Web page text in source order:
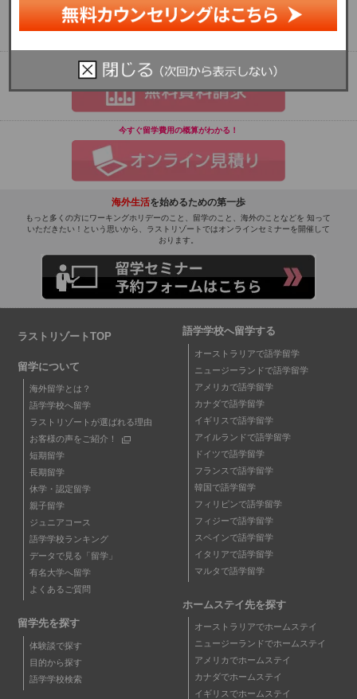
じっくり検討してみたい方へ！
今すぐ留学費用の概算がわかる！
海外生活を始めるための第一歩
もっと多くの方にワーキングホリデーのこと、留学のこと、海外のことなどを 知って
いただきたい！という思いから、ラストリゾートではオンラインセミナーを開催して
おります。
ラストリゾートTOP
留学について
海外留学とは？
語学学校へ留学
ラストリゾートが選ばれる理由
お客様の声をご紹介！
短期留学
長期留学
休学・認定留学
親子留学
ジュニアコース
語学学校ランキング
データで見る「留学」
有名大学へ留学
よくあるご質問
留学先を探す
体験談で探す
目的から探す
語学学校検索
語学学校へ留学する
オーストラリアで語学留学
ニュージーランドで語学留学
アメリカで語学留学
カナダで語学留学
イギリスで語学留学
アイルランドで語学留学
ドイツで語学留学
フランスで語学留学
韓国で語学留学
フィリピンで語学留学
フィジーで語学留学
スペインで語学留学
イタリアで語学留学
マルタで語学留学
ホームステイ先を探す
オーストラリアでホームステイ
ニュージーランドでホームステイ
アメリカでホームステイ
カナダでホームステイ
イギリスでホームステイ